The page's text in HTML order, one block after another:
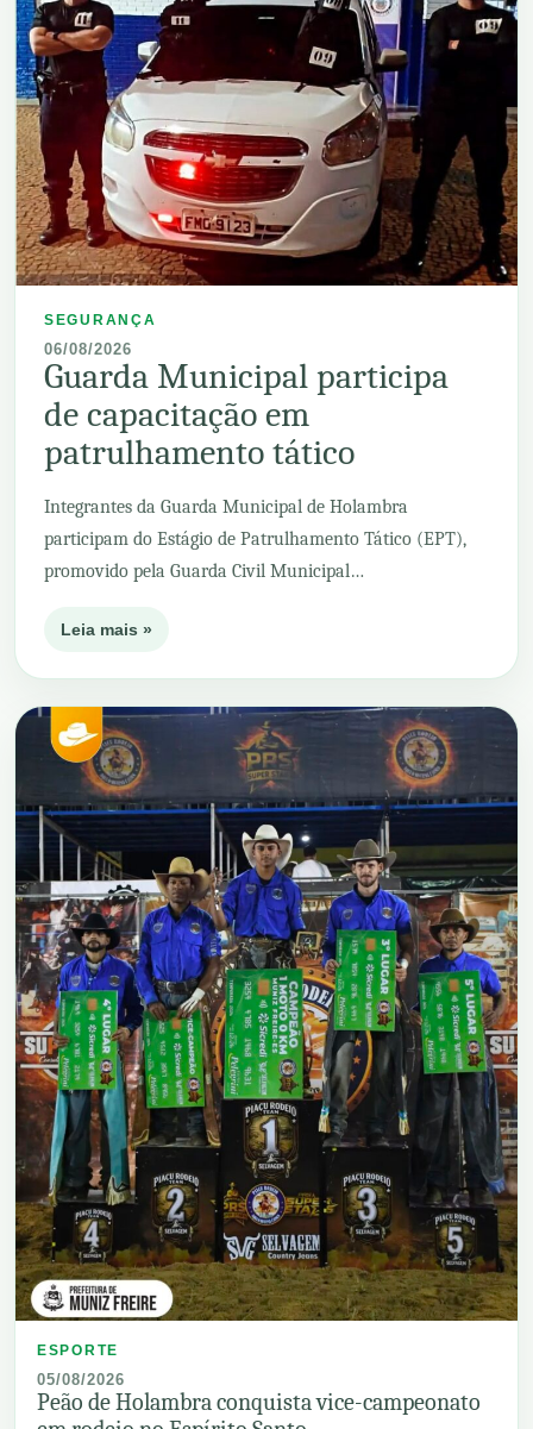
SEGURANÇA
06/08/2026
Guarda Municipal participa
de capacitação em
patrulhamento tático
Integrantes da Guarda Municipal de Holambra
participam do Estágio de Patrulhamento Tático (EPT),
promovido pela Guarda Civil Municipal…
Leia mais »
ESPORTE
05/08/2026
Peão de Holambra conquista vice-campeonato